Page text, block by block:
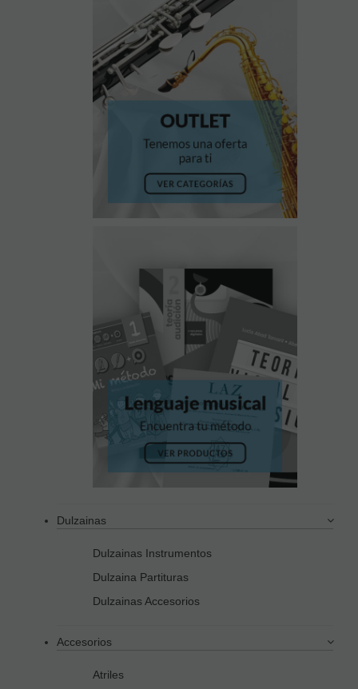
Dulzainas
Dulzainas Instrumentos
Dulzaina Partituras
Dulzainas Accesorios
Accesorios
Atriles